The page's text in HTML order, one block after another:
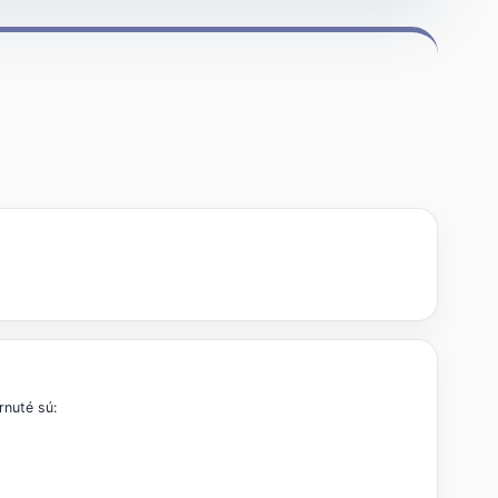
sú: